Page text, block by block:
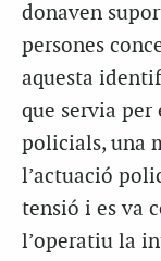
donaven
persones
aquesta
que servia
policials, una
l’actuació
tensió i es va
l’operatiu la